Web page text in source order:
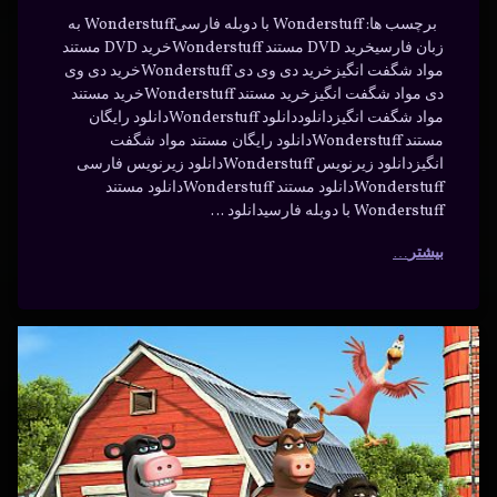
برچسب ها: Wonderstuff با دوبله فارسیWonderstuff به
زبان فارسیخرید DVD مستند Wonderstuffخرید DVD مستند
مواد شگفت انگیزخرید دی وی دی Wonderstuffخرید دی وی
دی مواد شگفت انگیزخرید مستند Wonderstuffخرید مستند
مواد شگفت انگیزدانلوددانلود Wonderstuffدانلود رایگان
مستند Wonderstuffدانلود رایگان مستند مواد شگفت
انگیزدانلود زیرنویس Wonderstuffدانلود زیرنویس فارسی
Wonderstuffدانلود مستند Wonderstuffدانلود مستند
Wonderstuff با دوبله فارسیدانلود …
بیشتر
دانلود
سریال
بازگشت
به مزرعه
برچسب‌
خورده
بازگشت
حیوانات
خنده
دیدگاهتان